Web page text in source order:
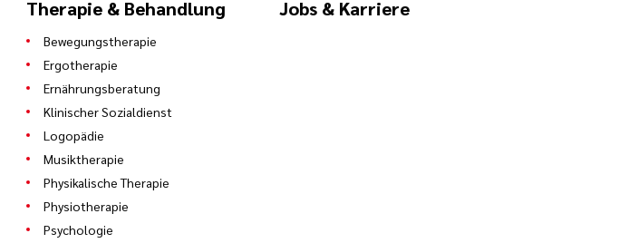
Therapie & Behandlung
Bewegungstherapie
Ergotherapie
Ernährungsberatung
Klinischer Sozialdienst
Logopädie
Musiktherapie
Physikalische Therapie
Physiotherapie
Psychologie
Jobs & Karriere